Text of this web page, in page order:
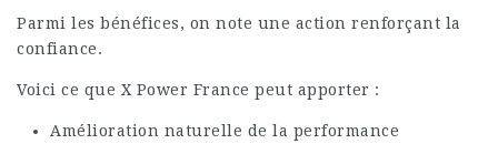
Parmi les bénéfices, on note une action renforçant la
confiance.
Voici ce que X Power France peut apporter :
Amélioration naturelle de la performance